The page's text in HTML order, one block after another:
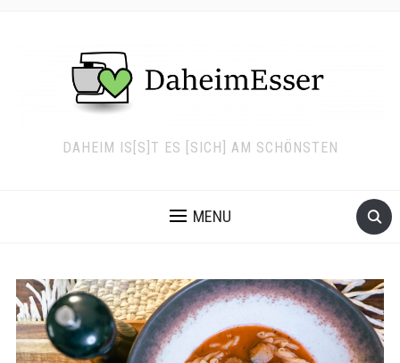
DAHEIM IS[S]T ES [SICH] AM SCHÖNSTEN
MENU